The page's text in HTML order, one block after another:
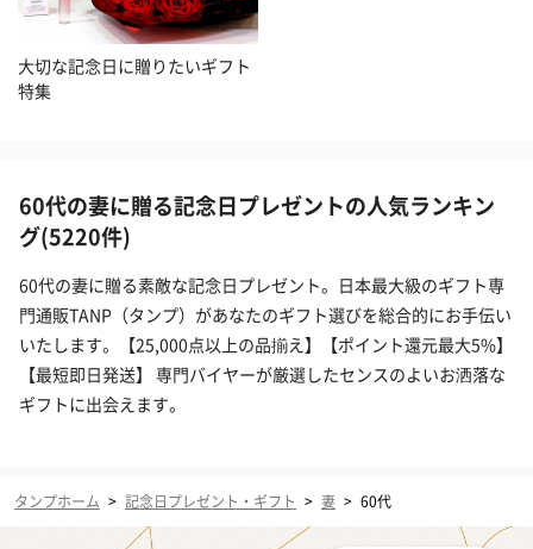
大切な記念日に贈りたいギフト
特集
60代の妻に贈る記念日プレゼントの人気ランキン
グ(5220件)
60代の妻に贈る素敵な記念日プレゼント。日本最大級のギフト専
門通販TANP（タンプ）があなたのギフト選びを総合的にお手伝い
いたします。【25,000点以上の品揃え】【ポイント還元最大5%】
【最短即日発送】 専門バイヤーが厳選したセンスのよいお洒落な
ギフトに出会えます。
タンプホーム > 記念日プレゼント・ギフト > 妻 > 60代